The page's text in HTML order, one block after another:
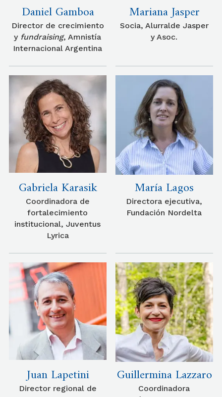
Daniel Gamboa
Director de crecimiento
y fundraising, Amnistía
Internacional Argentina
Mariana Jasper
Socia, Alurralde Jasper
y Asoc.
Gabriela Karasik
Coordinadora de
fortalecimiento
institucional, Juventus
Lyrica
María Lagos
Directora ejecutiva,
Fundación Nordelta
Juan Lapetini
Director regional de
Guillermina Lazzaro
Coordinadora